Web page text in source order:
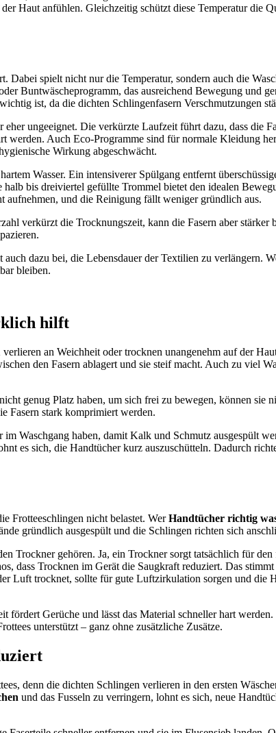
Haut anfühlen. Gleichzeitig schützt diese Temperatur die
spielt nicht nur die Temperatur, sondern auch die
Buntwäscheprogramm, das ausreichend Bewegung und
ist, da die dichten Schlingenfasern Verschmutzungen
ungeeignet. Die verkürzte Laufzeit führt dazu, dass die
werden. Auch Eco-Programme sind für normale Kleidung
Wirkung abgeschwächt.
Wasser. Ein intensiverer Spülgang entfernt
bis dreiviertel gefüllte Trommel bietet den idealen
aufnehmen, und die Reinigung fällt weniger gründlich aus.
verkürzt die Trocknungszeit, kann die Fasern aber
dazu bei, die Lebensdauer der Textilien zu verlängern.
bleiben.
hilft
an Weichheit oder trocknen unangenehm auf der
den Fasern ablagert und sie steif macht. Auch zu viel
genug Platz haben, um sich frei zu bewegen, können sie
Fasern stark komprimiert werden.
Waschgang haben, damit Kalk und Schmutz ausgespült
es sich, die Handtücher kurz auszuschütteln. Dadurch
Frotteeschlingen nicht belastet. WerHandtücher richtig
gründlich ausgespült und die Schlingen richten sich
Trockner gehören. Ja, ein Trockner sorgt tatsächlich für
dass Trocknen im Gerät die Saugkraft reduziert. Das
Luft trocknet, sollte für gute Luftzirkulation sorgen und die
Gerüche und lässt das Material schneller hart
unterstützt – ganz ohne zusätzliche Zusätze.
denn die dichten Schlingen verlieren in den ersten
und das Fusseln zu verringern, lohnt es sich, neue